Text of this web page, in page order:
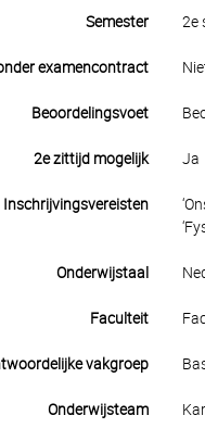
Semester 2e
examencontract
Beoordelingsvoet
2e zittijd mogelijk Ja
Inschrijvingsvereisten
Onderwijstaal
Faculteit
vakgroep
Onderwijsteam